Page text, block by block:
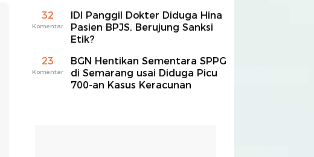
32
Komentar
IDI Panggil Dokter Diduga Hina
Pasien BPJS, Berujung Sanksi
Etik?
23
Komentar
BGN Hentikan Sementara SPPG
di Semarang usai Diduga Picu
700-an Kasus Keracunan